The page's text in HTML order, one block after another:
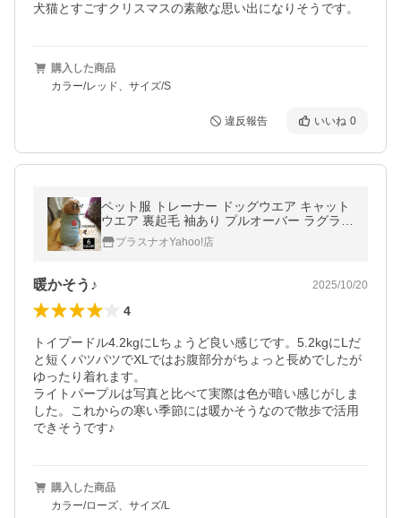
犬猫とすごすクリスマスの素敵な思い出になりそうです。
購入した商品
カラー/レッド、サイズ/S
違反報告 いいね 0
ペット服 トレーナー ドッグウエア キャット
ウエア 裏起毛 袖あり プルオーバー ラグラン
袖 丸首 お散歩 お出掛け 秋 冬 防寒 杢調 バ
イカラー
プラスナオYahoo!店
暖かそう♪ 2025/10/20
4
トイプードル4.2kgにLちょうど良い感じです。5.2kgにLだ
と短くパツパツでXLではお腹部分がちょっと長めでしたが
ゆったり着れます。
ライトパープルは写真と比べて実際は色が暗い感じがしま
した。これからの寒い季節には暖かそうなので散歩で活用
できそうです♪
購入した商品
カラー/ローズ、サイズ/L